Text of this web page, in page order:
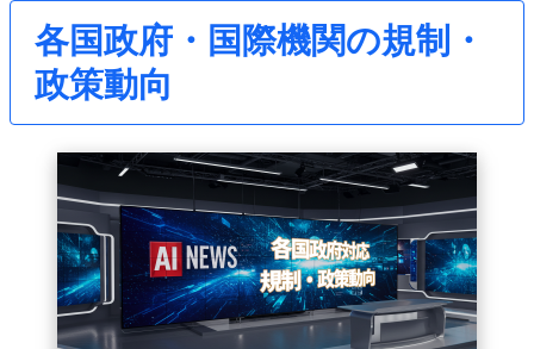
各国政府・国際機関の規制・
政策動向